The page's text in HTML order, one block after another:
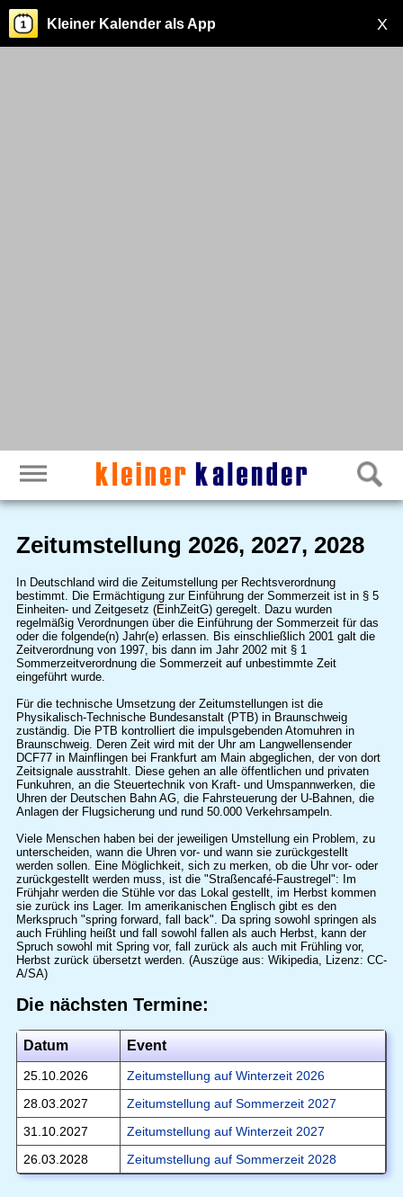
X
Kleiner Kalender als App
Zeitumstellung 2026, 2027, 2028
In Deutschland wird die Zeitumstellung per Rechtsverordnung
bestimmt. Die Ermächtigung zur Einführung der Sommerzeit ist in § 5
Einheiten- und Zeitgesetz (EinhZeitG) geregelt. Dazu wurden
regelmäßig Verordnungen über die Einführung der Sommerzeit für das
oder die folgende(n) Jahr(e) erlassen. Bis einschließlich 2001 galt die
Zeitverordnung von 1997, bis dann im Jahr 2002 mit § 1
Sommerzeitverordnung die Sommerzeit auf unbestimmte Zeit
eingeführt wurde.
Für die technische Umsetzung der Zeitumstellungen ist die
Physikalisch-Technische Bundesanstalt (PTB) in Braunschweig
zuständig. Die PTB kontrolliert die impulsgebenden Atomuhren in
Braunschweig. Deren Zeit wird mit der Uhr am Langwellensender
DCF77 in Mainflingen bei Frankfurt am Main abgeglichen, der von dort
Zeitsignale ausstrahlt. Diese gehen an alle öffentlichen und privaten
Funkuhren, an die Steuertechnik von Kraft- und Umspannwerken, die
Uhren der Deutschen Bahn AG, die Fahrsteuerung der U-Bahnen, die
Anlagen der Flugsicherung und rund 50.000 Verkehrsampeln.
Viele Menschen haben bei der jeweiligen Umstellung ein Problem, zu
unterscheiden, wann die Uhren vor- und wann sie zurückgestellt
werden sollen. Eine Möglichkeit, sich zu merken, ob die Uhr vor- oder
zurückgestellt werden muss, ist die "Straßencafé-Faustregel": Im
Frühjahr werden die Stühle vor das Lokal gestellt, im Herbst kommen
sie zurück ins Lager. Im amerikanischen Englisch gibt es den
Merkspruch "spring forward, fall back". Da spring sowohl springen als
auch Frühling heißt und fall sowohl fallen als auch Herbst, kann der
Spruch sowohl mit Spring vor, fall zurück als auch mit Frühling vor,
Herbst zurück übersetzt werden. (Auszüge aus: Wikipedia, Lizenz: CC-
A/SA)
Die nächsten Termine:
Datum Event
25.10.2026
Zeitumstellung auf Winterzeit 2026
28.03.2027
Zeitumstellung auf Sommerzeit 2027
31.10.2027
Zeitumstellung auf Winterzeit 2027
26.03.2028
Zeitumstellung auf Sommerzeit 2028